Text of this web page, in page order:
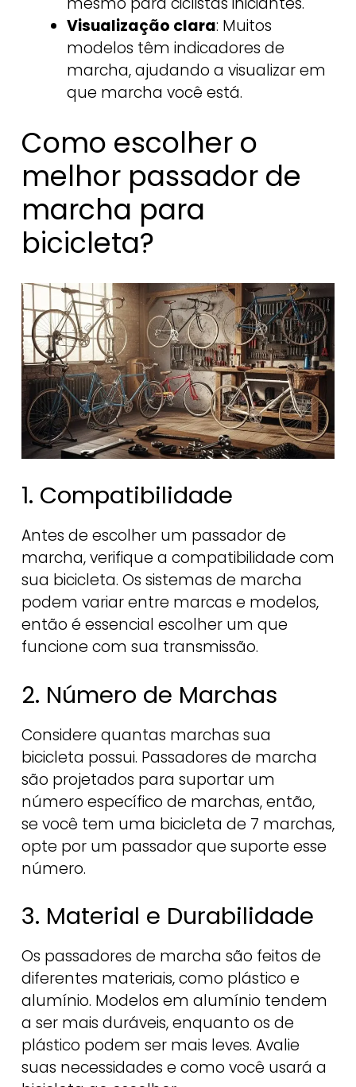
Visualização clara: Muitos
modelos têm indicadores de
marcha, ajudando a visualizar em
que marcha você está.
Como escolher o
melhor passador de
marcha para
bicicleta?
1. Compatibilidade
Antes de escolher um passador de
marcha, verifique a compatibilidade com
sua bicicleta. Os sistemas de marcha
podem variar entre marcas e modelos,
então é essencial escolher um que
funcione com sua transmissão.
2. Número de Marchas
Considere quantas marchas sua
bicicleta possui. Passadores de marcha
são projetados para suportar um
número específico de marchas, então,
se você tem uma bicicleta de 7 marchas,
opte por um passador que suporte esse
número.
3. Material e Durabilidade
Os passadores de marcha são feitos de
diferentes materiais, como plástico e
alumínio. Modelos em alumínio tendem
a ser mais duráveis, enquanto os de
plástico podem ser mais leves. Avalie
suas necessidades e como você usará a